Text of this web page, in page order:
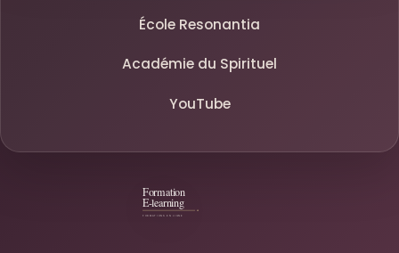
École Resonantia
Académie du Spirituel
YouTube